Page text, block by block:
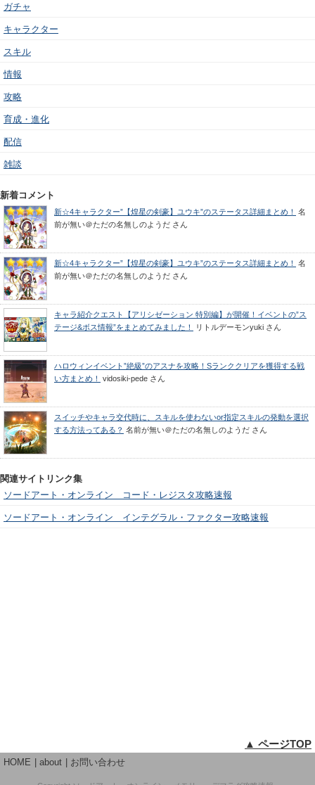
ガチャ
キャラクター
スキル
情報
攻略
育成・進化
配信
雑談
新着コメント
新☆4キャラクター”【煌星の剣豪】ユウキ”のステータス詳細まとめ！
名
前が無い＠ただの名無しのようだ さん
新☆4キャラクター”【煌星の剣豪】ユウキ”のステータス詳細まとめ！
名
前が無い＠ただの名無しのようだ さん
キャラ紹介クエスト【アリシゼーション 特別編】が開催！イベントの”ス
テージ&ボス情報”をまとめてみました！
リトルデーモンyuki さん
ハロウィンイベント”絶級”のアスナを攻略！Sランククリアを獲得する戦
い方まとめ！
vidosiki-pede さん
スイッチやキャラ交代時に、スキルを使わないor指定スキルの発動を選択
する方法ってある？ 名前が無い＠ただの名無しのようだ さん
関連サイトリンク集
ソードアート・オンライン コード・レジスタ攻略速報
ソードアート・オンライン インテグラル・ファクター攻略速報
▲ ページTOP
HOME about お問い合わせ